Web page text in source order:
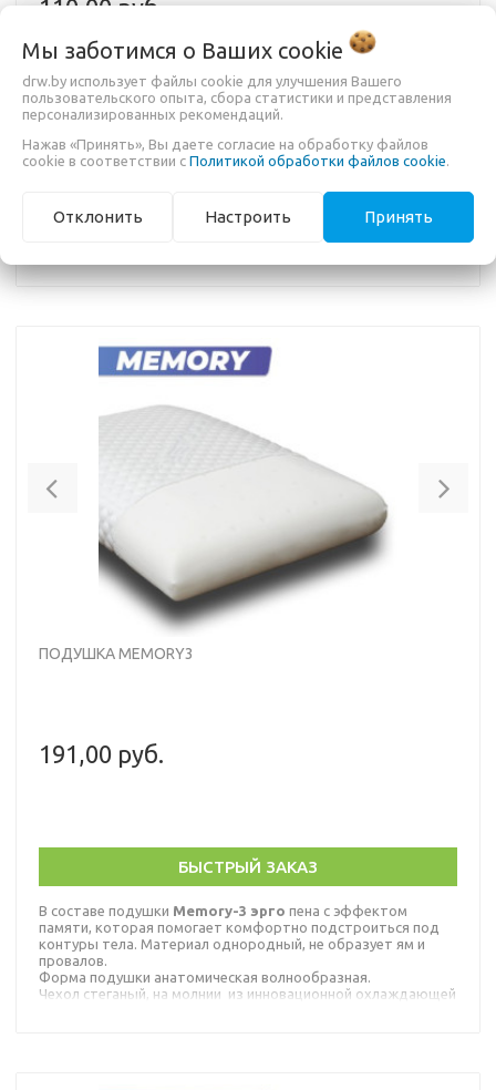
110,00 руб.
БЫСТРЫЙ ЗАКАЗ
В составе подушкиMemory-1 M пена с эффектом памяти,
тела. Материал однородный, не образует ям и провалов.
Форма подушки анатомическая (волна).
Внешний вид товаров и их компонентов может отличаться
от иллюстраций с сохранением декларируемых
потребительских свойств.
ПОДУШКА MEMORY3
191,00 руб.
БЫСТРЫЙ ЗАКАЗ
В составе подушки Memory-3 эрго пена с эффектом
памяти, которая помогает комфортно подстроиться под
контуры тела. Материал однородный, не образует ям и
провалов.
Форма подушки анатомическая волнообразная.
Чехол стеганый, на молнии из инновационной охлаждающей
Мы заботимся о Ваших cookie
drw.by использует файлы cookie для улучшения Вашего
пользовательского опыта, сбора статистики и представления
персонализированных рекомендаций.
Нажав «Принять», Вы даете согласие на обработку файлов
cookie в соответствии с Политикой обработки файлов cookie
Отклонить Настроить Принять